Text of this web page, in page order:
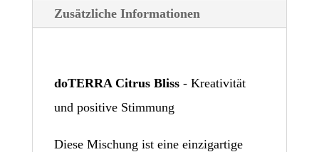
Zusätzliche Informationen
doTERRA Citrus Bliss- Kreativität
und positive Stimmung
Diese Mischung ist eine einzigartige